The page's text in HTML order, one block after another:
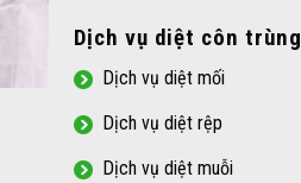
Dịch vụ diệt côn trùng
Dịch vụ diệt mối
Dịch vụ diệt rệp
Dịch vụ diệt muỗi